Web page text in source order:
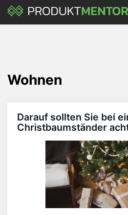
Skip
main
Wohnen
Darauf sollten Sie bei
Christbaumständer